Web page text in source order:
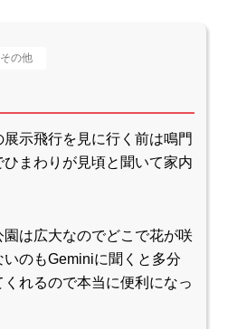
の他
示飛行を見に行く前は鳴門
まわりが見頃と聞いて家内
は広大なのでどこで花が咲
のもGeminiに聞くと多分
れるので本当に便利になっ